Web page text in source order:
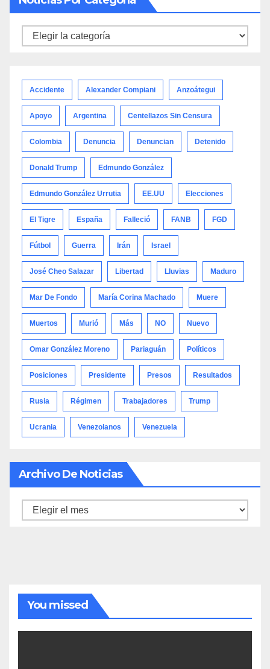
Noticias
Accidente Alexander Compiani Anzoátegui
Apoyo Argentina Centellazos Sin Censura
Colombia Denuncia Denuncian Detenido
Donald Trump Edmundo González
Edmundo González Urrutia EE.UU Elecciones
El Tigre España Falleció FANB FGD
Fútbol Guerra Irán Israel
José Cheo Salazar Libertad Lluvias Maduro
Mar De Fondo María Corina Machado Muere
Muertos Murió Más NO Nuevo
Omar González Moreno Pariaguán Políticos
Posiciones Presidente Presos Resultados
Rusia Régimen Trabajadores Trump
Ucrania Venezolanos Venezuela
Archivo De Noticias
Archivo
You missed